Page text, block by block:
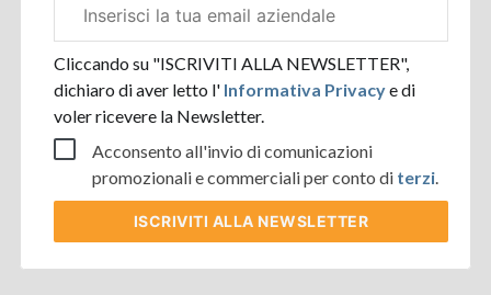
aziendale
Cliccando su "ISCRIVITI ALLA NEWSLETTER",
dichiaro di aver letto l' Informativa Privacye di
voler ricevere la Newsletter.
Acconsento all'invio di comunicazioni
promozionali e commerciali per conto di terzi
ISCRIVITI ALLA NEWSLETTER